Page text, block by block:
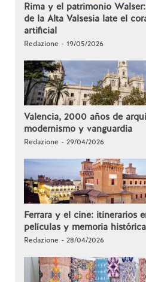
Rima y el patrimonio
de la Alta Valsesia late el
artificial
Redazione - 19/05/2026
Valencia, 2000 años de
modernismo y vanguardia
Redazione - 29/04/2026
Ferrara y el cine: itinerarios
películas y memoria histórica
Redazione - 28/04/2026